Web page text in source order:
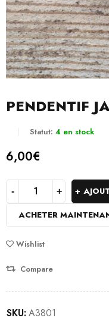
PENDENTIF
Statut: 4 en stock
6,00€
ACHETER
Wishlist
Compare
SKU: A3801